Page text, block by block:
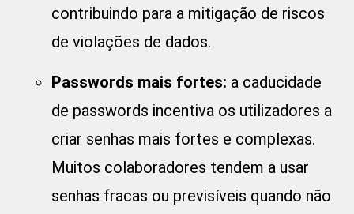
contribuindo para a mitigação de riscos
de violações de dados.
Passwords mais fortes: a caducidade
de passwords incentiva os utilizadores a
criar senhas mais fortes e complexas.
Muitos colaboradores tendem a usar
senhas fracas ou previsíveis quando não